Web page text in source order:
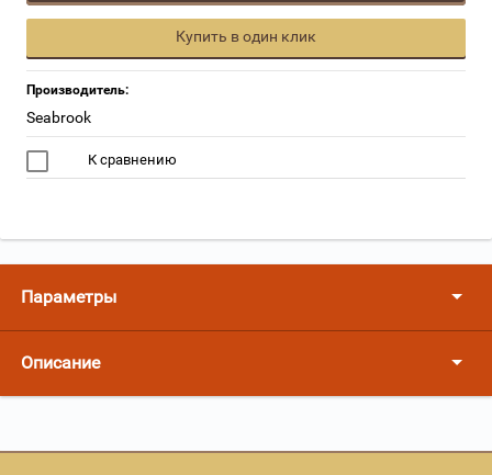
Купить в один клик
Производитель:
Seabrook
К сравнению
Параметры
Описание